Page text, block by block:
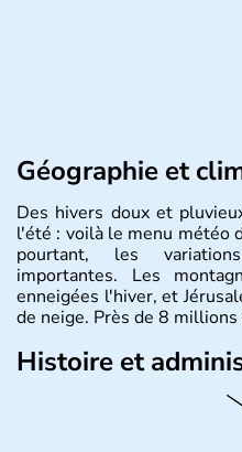
Géographie et
Des hivers doux et
l'été : voilà le menu météo
pourtant, les
importantes. Les
enneigées l'hiver, et
de neige. Près de 8
Histoire et
L'Israël est un état de la